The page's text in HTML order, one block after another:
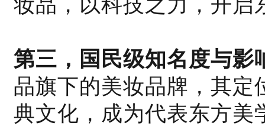
第三，国民级知名度与影
品旗下的美妆品牌，其定
典文化，成为代表东方美